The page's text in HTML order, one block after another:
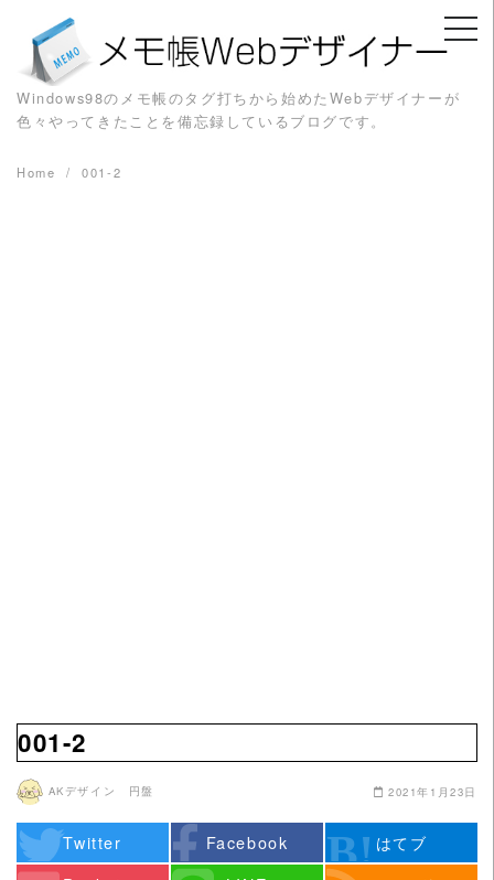
content
Windows98のメモ帳のタグ打ちから始めたWebデザイナーが
色々やってきたことを備忘録しているブログです。
Home 001-2
001-2
AKデザイン 円盤 2021年1月23日
Twitter Facebook
はてブ